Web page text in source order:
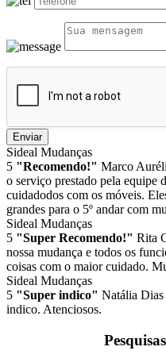
Enviar
Sideal Mudanças
5 "Recomendo!" Marco
o serviço prestado pela equipe
cuidadodos com os móveis.
grandes para o 5º andar com
Sideal Mudanças
5 "Super Recomendo!" Rita
nossa mudança e todos os
coisas com o maior cuidado.
Sideal Mudanças
5 "Super indico" Natália Dias
indico. Atenciosos.